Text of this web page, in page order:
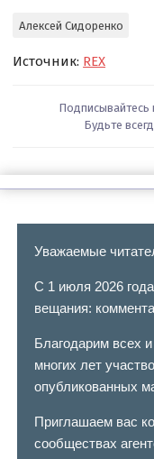
Алексей Сидоренко
Источник: REX
Подписывайтесь
Будьте
Уважаемые
С 1 июля 2026
вещания:
Благодарим всех
многих лет
опубликованных
Приглашаем вас
сообществах